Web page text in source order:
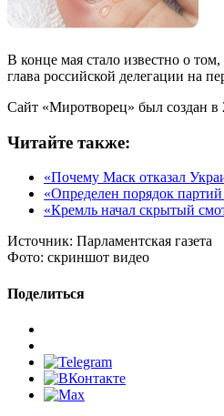
В конце мая стало известно о
глава российской делегации на
Сайт «Миротворец» был создан в
Читайте также:
«Почему Маск отказал
«Определен порядок
«Кремль начал скрытый
Источник: Парламентская газета
Фото: скриншот видео
Поделиться